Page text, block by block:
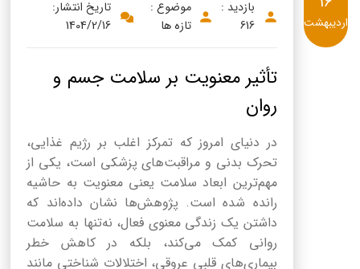
بازدید :
616
موضوع :
تازه ها
تاریخ انتشار:
1404/2/16
تأثیر معنویت بر سلامت جسم و
روان
در دنیای امروز که تمرکز اغلب بر رژیم غذایی،
تحرک بدنی و مراقبت‌های پزشکی است، یکی از
مهم‌ترین ابعاد سلامت یعنی معنویت به حاشیه
رانده شده است. پژوهش‌ها نشان داده‌اند که
داشتن یک زندگی معنوی فعال، نه‌تنها به سلامت
روانی کمک می‌کند، بلکه در کاهش خطر
بیماری‌های قلبی عروقی، اختلالات شناختی مانند
اردیبهشت